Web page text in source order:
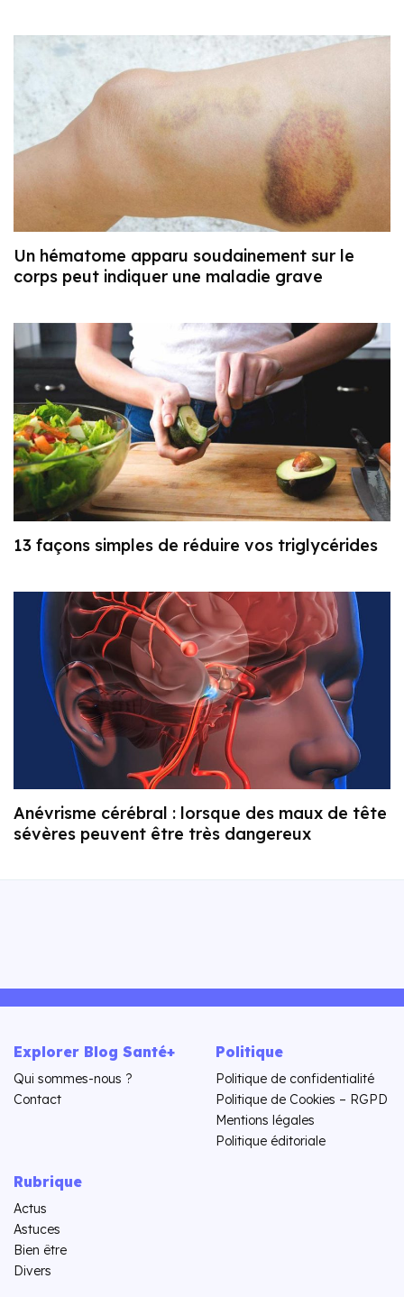
Un hématome apparu soudainement sur le
corps peut indiquer une maladie grave
13 façons simples de réduire vos triglycérides
Anévrisme cérébral : lorsque des maux de tête
sévères peuvent être très dangereux
Explorer Blog Santé+
Qui sommes-nous ?
Contact
Politique
Politique de confidentialité
Politique de Cookies – RGPD
Mentions légales
Politique éditoriale
Rubrique
Actus
Astuces
Bien être
Divers